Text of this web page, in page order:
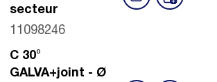
secteur
11098246
C 30°
GALVA+joint - Ø